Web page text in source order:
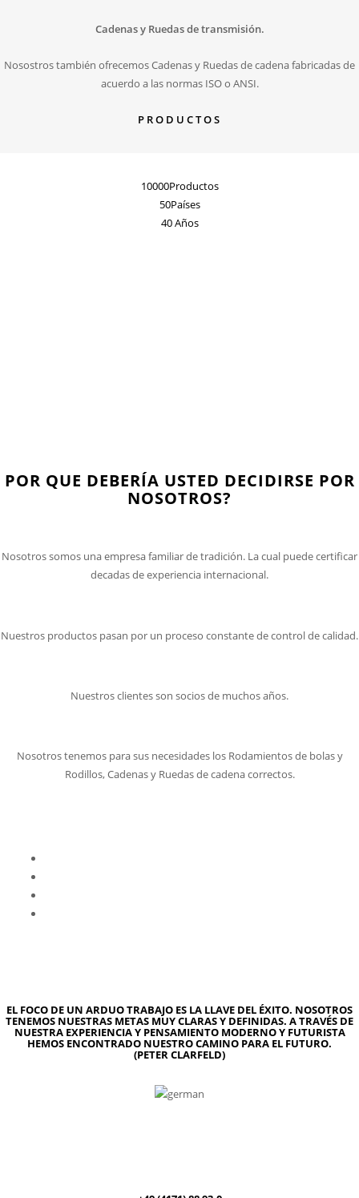
Cadenas y Ruedas de transmisión.
Nosostros también ofrecemos Cadenas y Ruedas de cadena fabricadas de
acuerdo a las normas ISO o ANSI.
PRODUCTOS
10000Productos
50Países
40Años
POR QUE DEBERÍA USTED DECIDIRSE POR
NOSOTROS?
Nosotros somos una empresa familiar de tradición. La cual puede certificar
decadas de experiencia internacional.
Nuestros productos pasan por un proceso constante de control de calidad.
Nuestros clientes son socios de muchos años.
Nosotros tenemos para sus necesidades los Rodamientos de bolas y
Rodillos, Cadenas y Ruedas de cadena correctos.
EL FOCO DE UN ARDUO TRABAJO ES LA LLAVE DEL ÉXITO. NOSOTROS
TENEMOS NUESTRAS METAS MUY CLARAS Y DEFINIDAS. A TRAVÉS DE
NUESTRA EXPERIENCIA Y PENSAMIENTO MODERNO Y FUTURISTA
HEMOS ENCONTRADO NUESTRO CAMINO PARA EL FUTURO.
(PETER CLARFELD)